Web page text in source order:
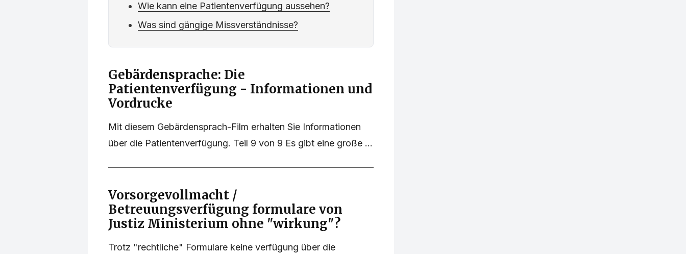
Wie kann eine Patientenverfügung aussehen?
Was sind gängige Missverständnisse?
Gebärdensprache: Die
Patientenverfügung - Informationen und
Vordrucke
Mit diesem Gebärdensprach-Film erhalten Sie Informationen
über die Patientenverfügung. Teil 9 von 9 Es gibt eine große ...
Vorsorgevollmacht /
Betreuungsverfügung formulare von
Justiz Ministerium ohne "wirkung"?
Trotz "rechtliche" Formulare keine verfügung über die